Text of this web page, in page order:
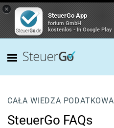
×
SteuerGo App
forium GmbH
kostenlos - In Google Play
CAŁA WIEDZA PODATKOWA
SteuerGo FAQs